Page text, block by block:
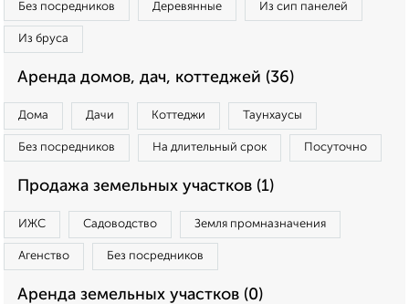
Без посредников Деревянные Из сип панелей
Из бруса
Аренда домов, дач, коттеджей (36)
Дома Дачи Коттеджи Таунхаусы
Без посредников На длительный срок Посуточно
Продажа земельных участков (1)
ИЖС Садоводство Земля промназначения
Агенство Без посредников
Аренда земельных участков (0)